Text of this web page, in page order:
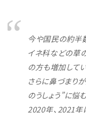
今や国民の約半
イネ科などの草
の方も増加してい
さらに鼻づまり
のうしょう”に悩
2020年、2021